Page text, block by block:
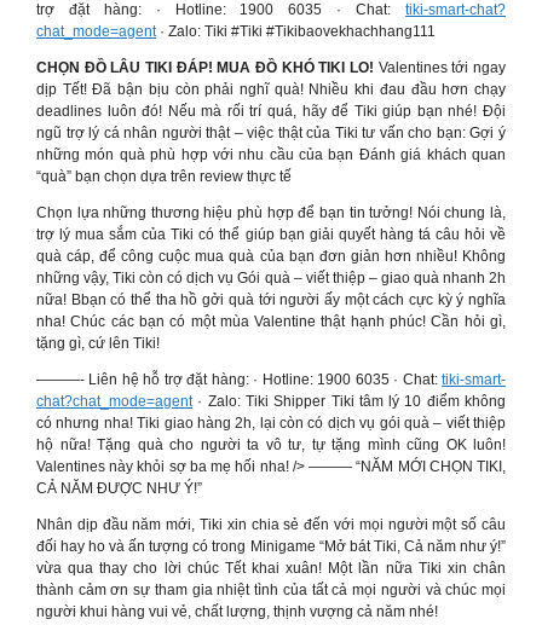
trợ đặt hàng: · Hotline: 1900 6035 · Chat: tiki-smart-chat?
chat_mode=agent· Zalo: Tiki #Tiki #Tikibaovekhachhang111
CHỌN ĐỒ LÂU TIKI ĐÁP! MUA ĐỒ KHÓ TIKI LO! Valentines tới ngay
dịp Tết! Đã bận bịu còn phải nghĩ quà! Nhiều khi đau đầu hơn chạy
deadlines luôn đó! Nếu mà rối trí quá, hãy để Tiki giúp bạn nhé! Đội
ngũ trợ lý cá nhân người thật – việc thật của Tiki tư vấn cho bạn: Gợi ý
những món quà phù hợp với nhu cầu của bạn Đánh giá khách quan
“quà” bạn chọn dựa trên review thực tế
Chọn lựa những thương hiệu phù hợp để bạn tin tưởng! Nói chung là,
trợ lý mua sắm của Tiki có thể giúp bạn giải quyết hàng tá câu hỏi về
quà cáp, để công cuộc mua quà của bạn đơn giản hơn nhiều! Không
những vậy, Tiki còn có dịch vụ Gói quà – viết thiệp – giao quà nhanh 2h
nữa! Bbạn có thể tha hồ gởi quà tới người ấy một cách cực kỳ ý nghĩa
nha! Chúc các bạn có một mùa Valentine thật hạnh phúc! Cần hỏi gì,
tặng gì, cứ lên Tiki!
———- Liên hệ hỗ trợ đặt hàng: · Hotline: 1900 6035 · Chat: tiki-smart-
chat?chat_mode=agent· Zalo: Tiki Shipper Tiki tâm lý 10 điểm không
có nhưng nha! Tiki giao hàng 2h, lại còn có dịch vụ gói quà – viết thiệp
hộ nữa! Tặng quà cho người ta vô tư, tự tặng mình cũng OK luôn!
Valentines này khỏi sợ ba mẹ hối nha! /> ——— “NĂM MỚI CHỌN TIKI,
CẢ NĂM ĐƯỢC NHƯ Ý!”
Nhân dịp đầu năm mới, Tiki xin chia sẻ đến với mọi người một số câu
đối hay ho và ấn tượng có trong Minigame “Mở bát Tiki, Cả năm như ý!”
vừa qua thay cho lời chúc Tết khai xuân! Một lần nữa Tiki xin chân
thành cảm ơn sự tham gia nhiệt tình của tất cả mọi người và chúc mọi
người khui hàng vui vẻ, chất lượng, thịnh vượng cả năm nhé!